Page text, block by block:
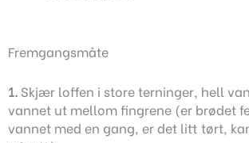
Fremgangsmåte
1. Skjær loffen i store terninger, hell
vannet ut mellom fingrene (er brødet
vannet med en gang, er det litt tørt,